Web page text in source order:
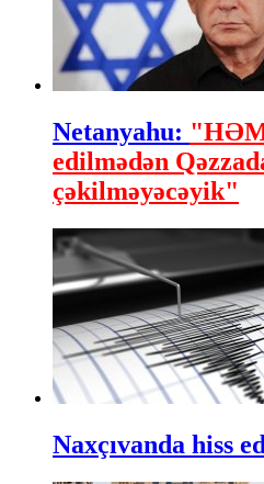
Netanyahu:
edilmədən
çəkilməyəcəyik"
Naxçıvanda hiss